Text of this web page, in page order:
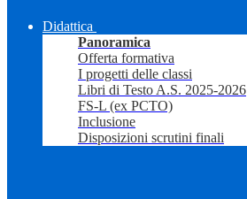
Didattica
Panoramica
Offerta formativa
I progetti delle classi
Libri di Testo A.S. 2025-2026
FS-L (ex PCTO)
Inclusione
Disposizioni scrutini finali